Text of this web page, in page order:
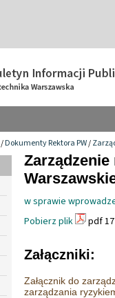
/Dokumenty Rektora PW/
w sprawie
Pobierz plik
pdf
Załączniki:
Załącznik do
zarządzania